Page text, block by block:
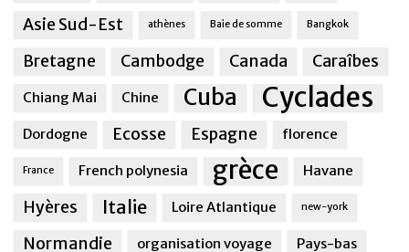
Asie Sud-Est
athènes Baie de somme Bangkok
Bretagne Cambodge Canada Caraîbes
Chiang Mai Chine Cuba Cyclades
Dordogne Ecosse Espagne florence
France French polynesia grèce Havane
Hyères Italie Loire Atlantique new-york
Normandie organisation voyage Pays-bas